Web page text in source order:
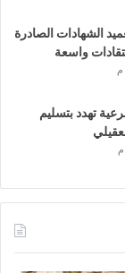
الشهادات الصادرة
واسعة
تهدد بتسليم